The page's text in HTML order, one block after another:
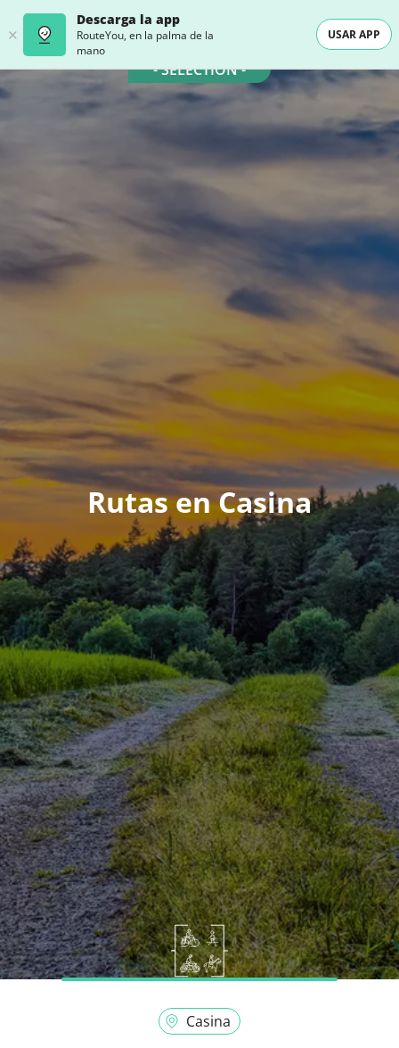
Descarga la app
RouteYou, en la palma de la
mano
USAR APP
- SELECTION -
Rutas en Casina
Casina